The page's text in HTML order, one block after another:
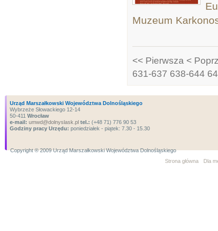
Muzeum
<< Pierwsza <
631-637 638-644
Urząd Marszałkowski Województwa Dolnośląskiego
Wybrzeże Słowackiego 12-14
50-411 Wrocław
e-mail: umwd@dolnyslask.pl tel.: (+48 71) 776 90 53
Godziny pracy Urzędu: poniedziałek - piątek: 7.30 - 15.30
Copyright ® 2009 Urząd Marszałkowski Województwa Dolnośląskiego
Strona główna
Dla